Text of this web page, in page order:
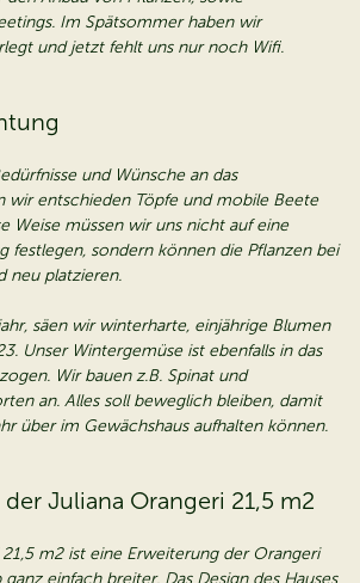
Im Spätsommer haben wir
und jetzt fehlt uns nur noch Wifi.
und Wünsche an das
wir entschieden Töpfe und mobile Beete
Weise müssen wir uns nicht auf eine
festlegen, sondern können die Pflanzen bei
neu platzieren.
säen wir winterharte, einjährige Blumen
Unser Wintergemüse ist ebenfalls in das
Wir bauen z.B. Spinat und
an. Alles soll beweglich bleiben, damit
über im Gewächshaus aufhalten können.
Juliana Orangeri 21,5 m2
m2 ist eine Erweiterung der Orangeri